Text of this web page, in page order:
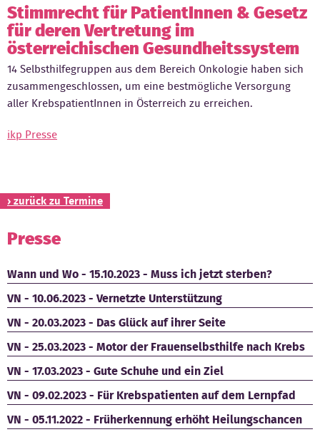
Angebot
Wissenswertes
Der Verein
Mitglied werden
Kontakt
Stimmrecht für PatientInnen & Gesetz
für deren Vertretung im
österreichischen Gesundheitssystem
14 Selbsthilfegruppen aus dem Bereich Onkologie haben sich
zusammengeschlossen, um eine bestmögliche Versorgung
aller KrebspatientInnen in Österreich zu erreichen.
ikp Presse
› zurück zu Termine
Presse
Wann und Wo - 15.10.2023 - Muss ich jetzt sterben?
VN - 10.06.2023 - Vernetzte Unterstützung
VN - 20.03.2023 - Das Glück auf ihrer Seite
VN - 25.03.2023 - Motor der Frauenselbsthilfe nach Krebs
VN - 17.03.2023 - Gute Schuhe und ein Ziel
VN - 09.02.2023 - Für Krebspatienten auf dem Lernpfad
VN - 05.11.2022 - Früherkennung erhöht Heilungschancen